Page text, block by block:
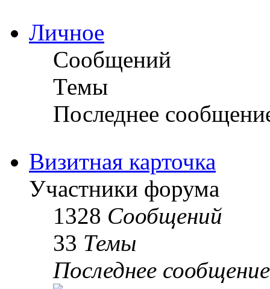
Личное
Сообщений
Темы
Последнее
Визитная карточка
Участники форума
1328 Сообщений
33 Темы
Последнее сообщение